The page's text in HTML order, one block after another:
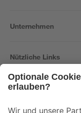
Unternehmen
Nützliche Links
Der toom Newsletter: